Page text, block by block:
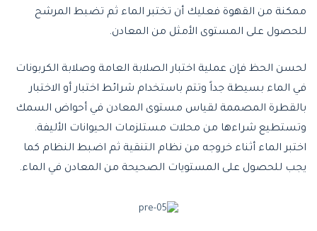
ممكنة من القهوة فعليك أن تختبر الماء ثم تضبط المرشح
للحصول على المستوى الأمثل من المعادن.
لحسن الحظ فإن عملية اختبار الصلابة العامة وصلابة الكربونات
في الماء بسيطة جداً وتتم باستخدام شرائط اختبار أو الاختبار
بالقطرة المصممة لقياس مستوى المعادن في أحواض السمك
وتستطيع شراءها من محلات مستلزمات الحيوانات الأليفة.
اختبر الماء أثناء خروجه من نظام التنقية ثم اضبط النظام كما
يجب للحصول على المستويات الصحيحة من المعادن في الماء.